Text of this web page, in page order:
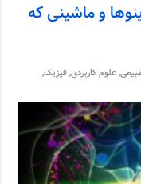
و ماشینی که
,علوم کاربردی,فیزیک,